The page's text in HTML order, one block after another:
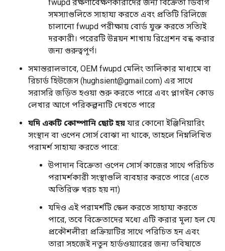
fwupd রক্ষণাবেক্ষণকারীদের জন্য বিক্রেতা ডিবাগ
সমস্যাগুলিতে সাহায্য করতে এবং প্রতিটি রিলিজে
চালানো fwupd পরীক্ষায় বোর্ড যুক্ত করতে সত্যিই
দরকারী। পরেরটি উন্নয়ন শাখায় রিগ্রেশন বন্ধ করার
জন্য গুরুত্বপূর্ণ।
সমান্তরালভাবে, OEM fwupd মেলিং তালিকার মাধ্যমে বা
রিচার্ড হিউজেস (hughsient@gmail.com) এর সাথে
সরাসরি জড়িত হওয়া শুরু করতে পারে এবং প্লাগইন কোড
লেখার আগে পরিকল্পনাটি দেখতে পারে
যদি একটি কোম্পানি ছোট হয় যার কোনো ইঞ্জিনিয়ারিং
সংস্থান বা ওপেন সোর্স বোঝা না থাকে, তাহলে নিম্নলিখিত
পরামর্শ সাহায্য করতে পারে:
উপাদান বিক্রেতা ওপেন সোর্স কাজের সাথে পরিচিত
পরামর্শকারী সংস্থাগুলি ব্যবহার করতে পারে (এতে
অতিরিক্ত খরচ হয় না)
যদিও এই পরামর্শটি স্কেল করতে সাহায্য করতে
পারে, তবে বিক্রেতাদের মধ্যে এটি করার মূল্য হল যে
প্রকৌশলীরা প্রক্রিয়াটির সাথে পরিচিত হন এবং
তারা সহজেই নতুন হার্ডওয়্যারের জন্য ভবিষ্যতে